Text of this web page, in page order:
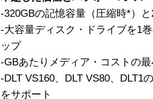
-320GBの記憶容量（圧縮時*）
-大容量ディスク・ドライブを1
ップ
-GBあたりメディア・コストの
-DLT VS160、DLT VS80、DLT1
をサポート